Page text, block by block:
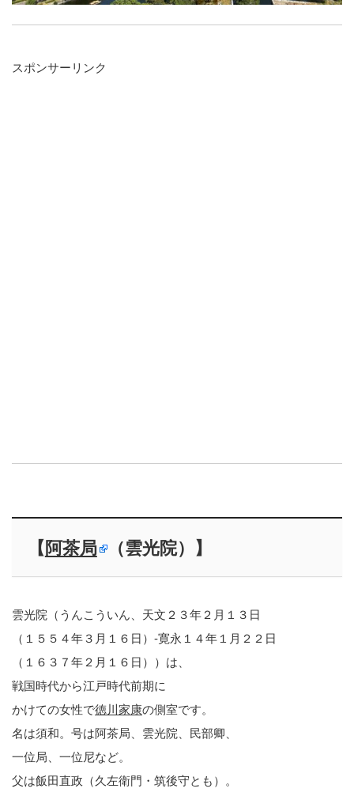
スポンサーリンク
【 阿茶局 （雲光院）】
雲光院（うんこういん、天文２３年２月１３日
（１５５４年３月１６日）-寛永１４年１月２２日
（１６３７年２月１６日））は、
戦国時代から江戸時代前期に
かけての女性で徳川家康の側室です。
名は須和。号は阿茶局、雲光院、民部卿、
一位局、一位尼など。
父は飯田直政（久左衛門・筑後守とも）。